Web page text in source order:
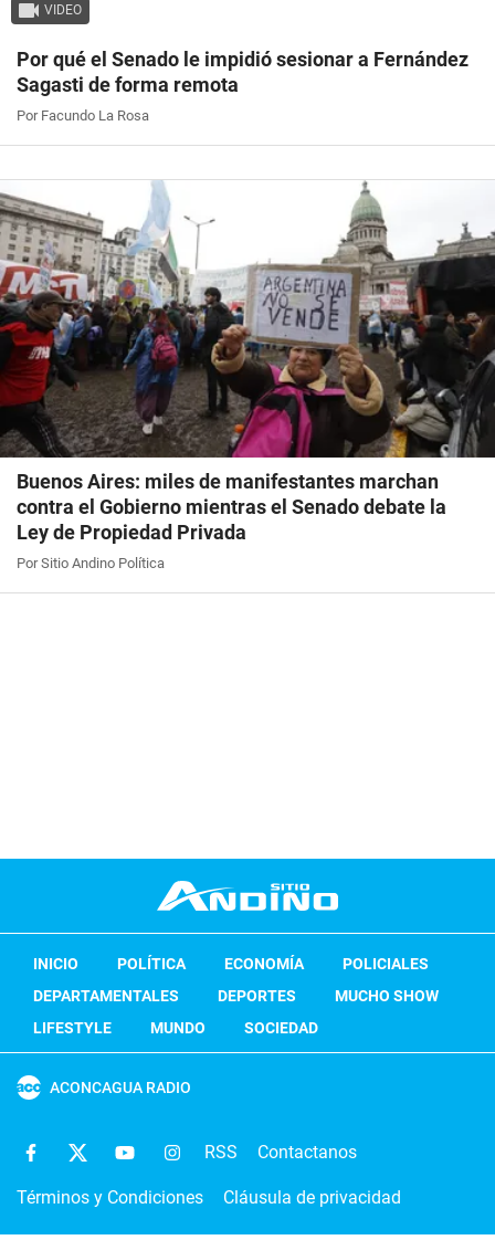
VIDEO
Por qué el Senado le impidió sesionar a Fernández
Sagasti de forma remota
Por Facundo La Rosa
Buenos Aires: miles de manifestantes marchan
contra el Gobierno mientras el Senado debate la
Ley de Propiedad Privada
Por Sitio Andino Política
INICIO POLÍTICA ECONOMÍA
POLICIALES
DEPARTAMENTALES
DEPORTES
MUCHO SHOW
LIFESTYLE
MUNDO SOCIEDAD
ACONCAGUA RADIO
RSS Contactanos
Términos y Condiciones Cláusula de privacidad